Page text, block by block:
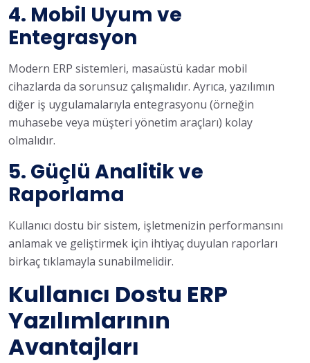
4. Mobil Uyum ve
Entegrasyon
Modern ERP sistemleri, masaüstü kadar mobil
cihazlarda da sorunsuz çalışmalıdır. Ayrıca, yazılımın
diğer iş uygulamalarıyla entegrasyonu (örneğin
muhasebe veya müşteri yönetim araçları) kolay
olmalıdır.
5. Güçlü Analitik ve
Raporlama
Kullanıcı dostu bir sistem, işletmenizin performansını
anlamak ve geliştirmek için ihtiyaç duyulan raporları
birkaç tıklamayla sunabilmelidir.
Kullanıcı Dostu ERP
Yazılımlarının
Avantajları